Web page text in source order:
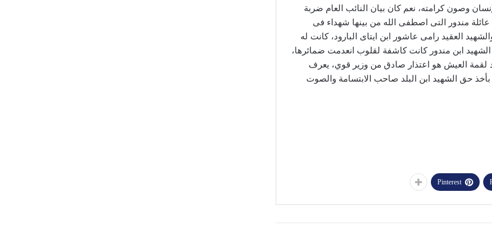
وصون كرامته، نعم كان بيان النائب العام ضربة
مندور التى اصطفى الله من بينها شهداء فى
العقيد رامى عاشور ابن ايتاى البارود، كانت له
ابن مندور كانت كاشفة لقلوب انعدمت ضمائرها،
لقمة العيش هو اعتذار صادق من وزير قوي، يعرف
حق الشهيد ابن البلد صاحب الابتسامة والصوت
Pinterest